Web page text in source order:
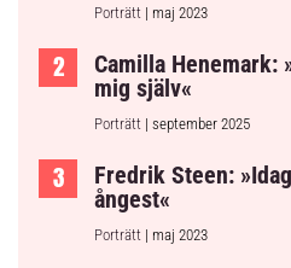
Porträtt | maj 2023
Camilla Henemark:
mig själv«
Porträtt | september 2025
Fredrik Steen:
ångest«
Porträtt | maj 2023